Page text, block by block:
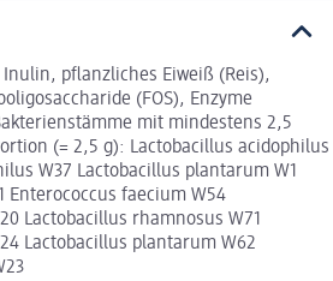
pflanzliches Eiweiß (Reis),
(FOS), Enzyme
mit mindestens 2,5
(= 2,5 g): Lactobacillus acidophilus
W37 Lactobacillus plantarum W1
Enterococcus faecium W54
Lactobacillus rhamnosus W71
Lactobacillus plantarum W62